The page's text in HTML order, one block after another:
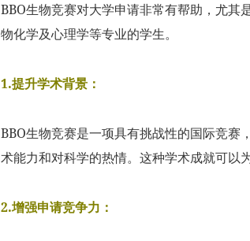
BBO生物竞赛对大学申请非常有帮助，尤其
物化学及心理学等专业的学生。
1.提升学术背景：
BBO生物竞赛是一项具有挑战性的国际竞赛
术能力和对科学的热情。这种学术成就可以
2.增强申请竞争力：